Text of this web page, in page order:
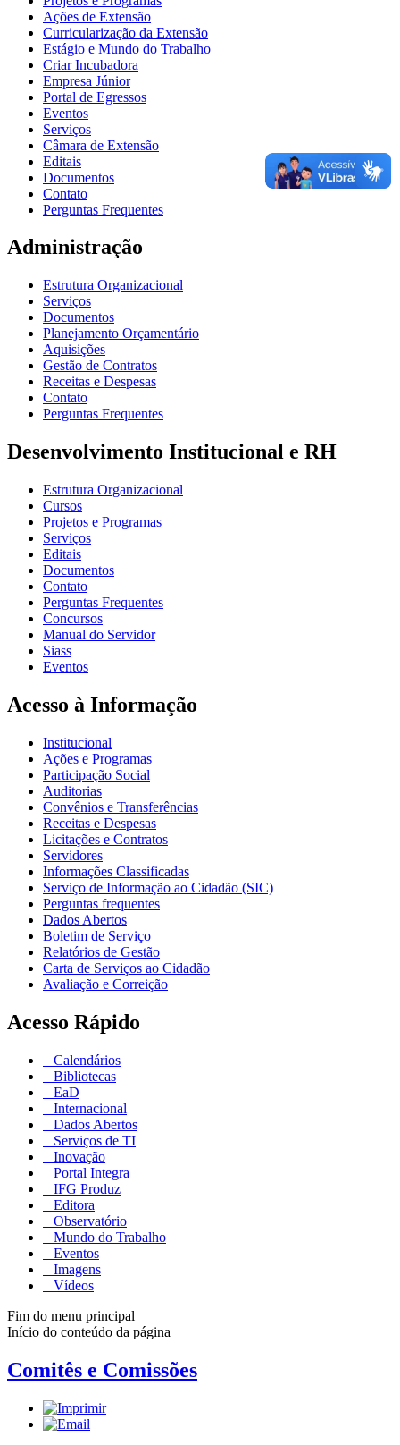
Ações de Extensão
Curricularização da Extensão
Estágio e Mundo do Trabalho
Criar Incubadora
Empresa Júnior
Portal de Egressos
Eventos
Serviços
Câmara de Extensão
Editais
Documentos
Contato
Perguntas Frequentes
Administração
Estrutura Organizacional
Serviços
Documentos
Planejamento Orçamentário
Aquisições
Gestão de Contratos
Receitas e Despesas
Contato
Perguntas Frequentes
Desenvolvimento Institucional e RH
Estrutura Organizacional
Cursos
Projetos e Programas
Serviços
Editais
Documentos
Contato
Perguntas Frequentes
Concursos
Manual do Servidor
Siass
Eventos
Acesso à Informação
Institucional
Ações e Programas
Participação Social
Auditorias
Convênios e Transferências
Receitas e Despesas
Licitações e Contratos
Servidores
Informações Classificadas
Serviço de Informação ao Cidadão (SIC)
Perguntas frequentes
Dados Abertos
Boletim de Serviço
Relatórios de Gestão
Carta de Serviços ao Cidadão
Avaliação e Correição
Acesso Rápido
Calendários
Bibliotecas
EaD
Internacional
Dados Abertos
Serviços de TI
Inovação
Portal Integra
IFG Produz
Editora
Observatório
Mundo do Trabalho
Eventos
Imagens
Vídeos
Fim do menu principal
Início do conteúdo da página
Comitês e Comissões